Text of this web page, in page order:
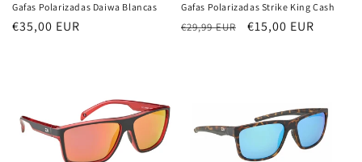
Gafas Polarizadas Daiwa Blancas
Precio
€35,00 EUR
Gafas Polarizadas Strike King Cash
Precio
€29,99 EUR
Precio
€15,00 EUR